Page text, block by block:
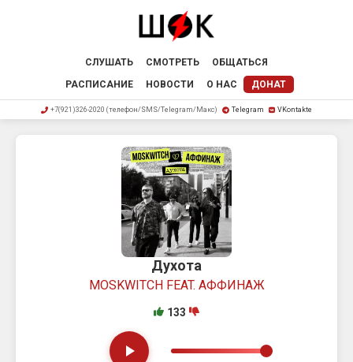
СЛУШАТЬ СМОТРЕТЬ
ОБЩАТЬСЯ
РАСПИСАНИЕ
НОВОСТИ О НАС ДОНАТ
+7(921)326-2020 (телефон/SMS/Telegram/Макс) Telegram VKontakte
Духота
MOSKWITCH FEAT. АФФИНАЖ
133